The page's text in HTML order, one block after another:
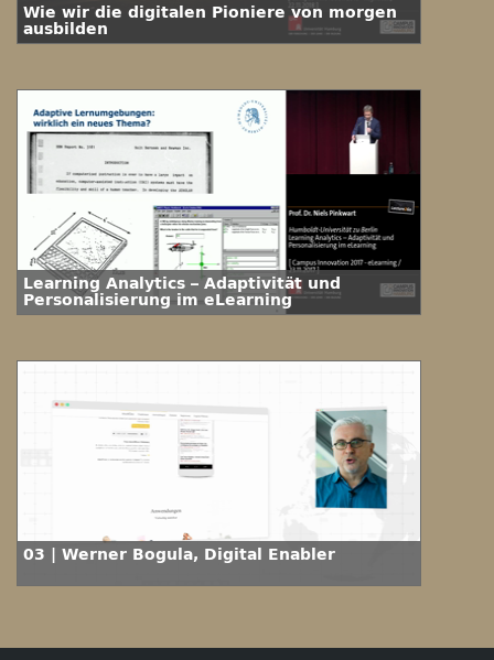
Wie wir die digitalen Pioniere von morgen
ausbilden
Learning Analytics – Adaptivität und
Personalisierung im eLearning
03 | Werner Bogula, Digital Enabler